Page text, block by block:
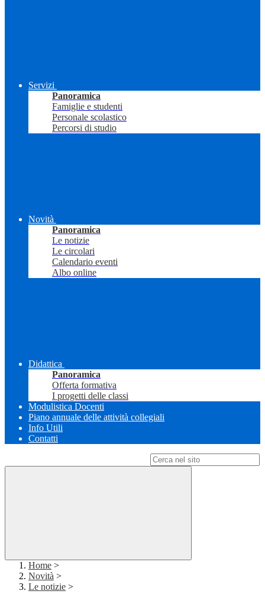
Servizi
Panoramica
Famiglie e studenti
Personale scolastico
Percorsi di studio
Novità
Panoramica
Le notizie
Le circolari
Calendario eventi
Albo online
Didattica
Panoramica
Offerta formativa
I progetti delle classi
Modulistica Docenti
Piano annuale delle attività collegiali
Info Utili
Contatti
Home >
Novità >
Le notizie >